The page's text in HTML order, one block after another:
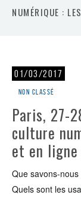
NUMÉRIQUE :
01/03/2017
Non classé
Paris, 27-
culture
et en ligne
Que savons-nous
Quels sont les